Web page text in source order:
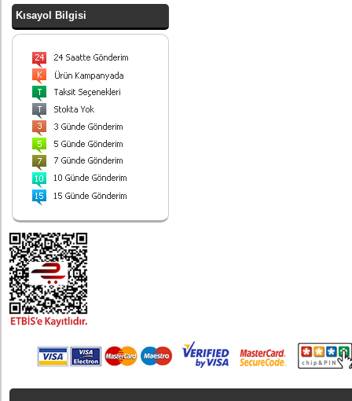
yatak odası takımı
kovası
Endüstriyel Çöp Kovası
430 Kalite
Sallanır kapaklı ayrışım
ünitesi
Ayrışım Kovası
Ürünlerimiz
Kısayol Bilgisi